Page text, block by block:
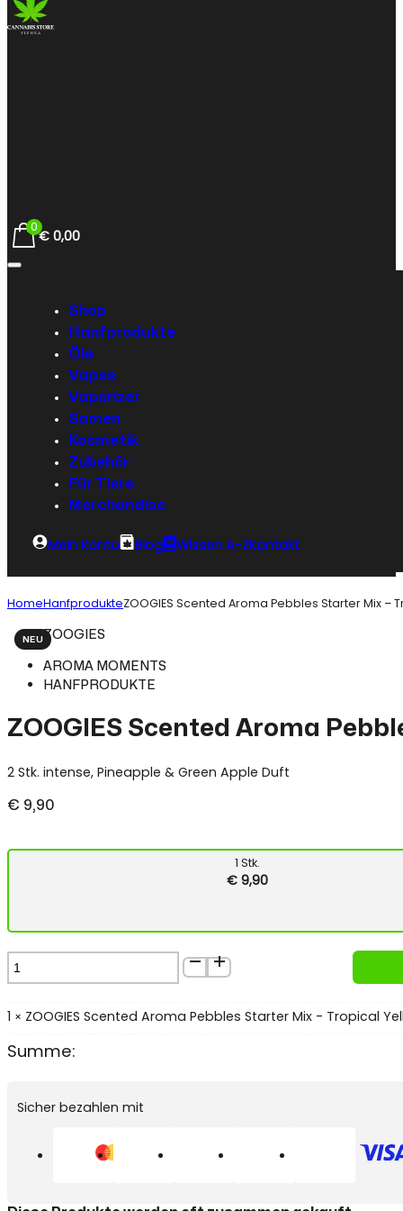
€ 0,00
0
Shop
Hanfprodukte
Öle
Vapes
Vaporizer
Samen
Kosmetik
Zubehör
Für Tiere
Merchandise
Mein Konto Blog Wissen A-ZKontakt
HomeHanfprodukteZOOGIES Scented Aroma Pebbles Starter Mix –
NEU ZOOGIES
AROMA MOMENTS
HANFPRODUKTE
ZOOGIES Scented Aroma
2 Stk. intense, Pineapple & Green Apple Duft
€ 9,90
1 Stk.
€9,90
ZOOGIES
Scented
Pebbles
Mix
Yellow
1 × ZOOGIES Scented Aroma Pebbles Starter Mix - Tropical
Summe:
Sicher bezahlen mit